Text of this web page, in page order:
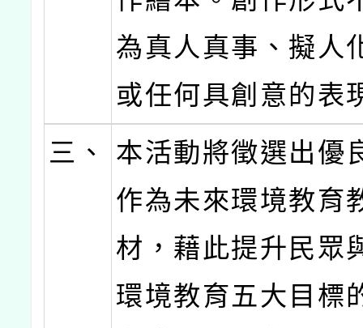
為真人真事、擬人
或任何具創意的表
三、
本活動將徵選出優
作為未來環境教育
材，藉此提升民眾
環境教育五大目標